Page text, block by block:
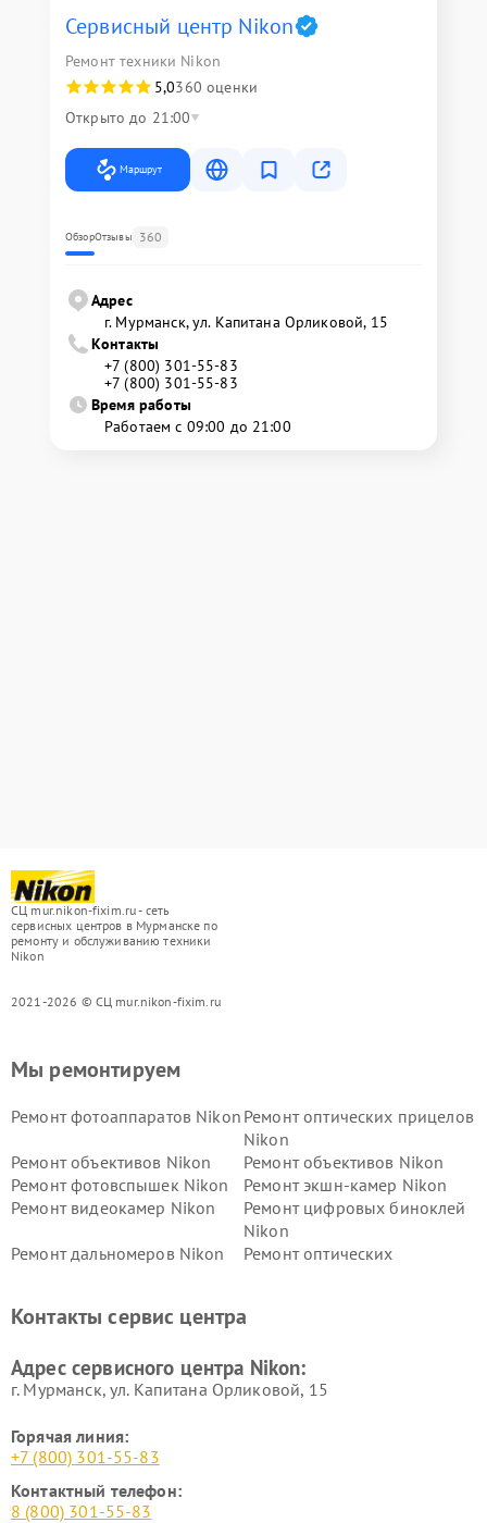
Сервисный центр Nikon
Ремонт техники Nikon
5,0360 оценки
Открыто до 21:00
Маршрут
ОбзорОтзывы 360
Адрес
г. Мурманск, ул. Капитана Орликовой, 15
Контакты
+7 (800) 301-55-83
+7 (800) 301-55-83
Время работы
Работаем с 09:00 до 21:00
СЦ mur.nikon-fixim.ru - сеть
сервисных центров в Мурманске по
ремонту и обслуживанию техники
Nikon
2021-2026 © СЦ mur.nikon-fixim.ru
Мы ремонтируем
Ремонт фотоаппаратов Nikon Ремонт оптических прицелов
Nikon
Ремонт объективов Nikon
Ремонт объективов Nikon
Ремонт фотовспышек Nikon
Ремонт экшн-камер Nikon
Ремонт видеокамер Nikon
Ремонт цифровых биноклей
Nikon
Ремонт дальномеров Nikon
Ремонт оптических
Контакты сервис центра
Адрес сервисного центра Nikon:
г. Мурманск, ул. Капитана Орликовой, 15
Горячая линия:
+7 (800) 301-55-83
Контактный телефон:
8 (800) 301-55-83